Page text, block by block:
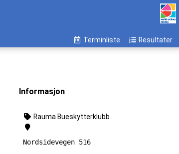
Terminliste Resultater
Informasjon
Rauma Bueskytterklubb
Nordsidevegen 516